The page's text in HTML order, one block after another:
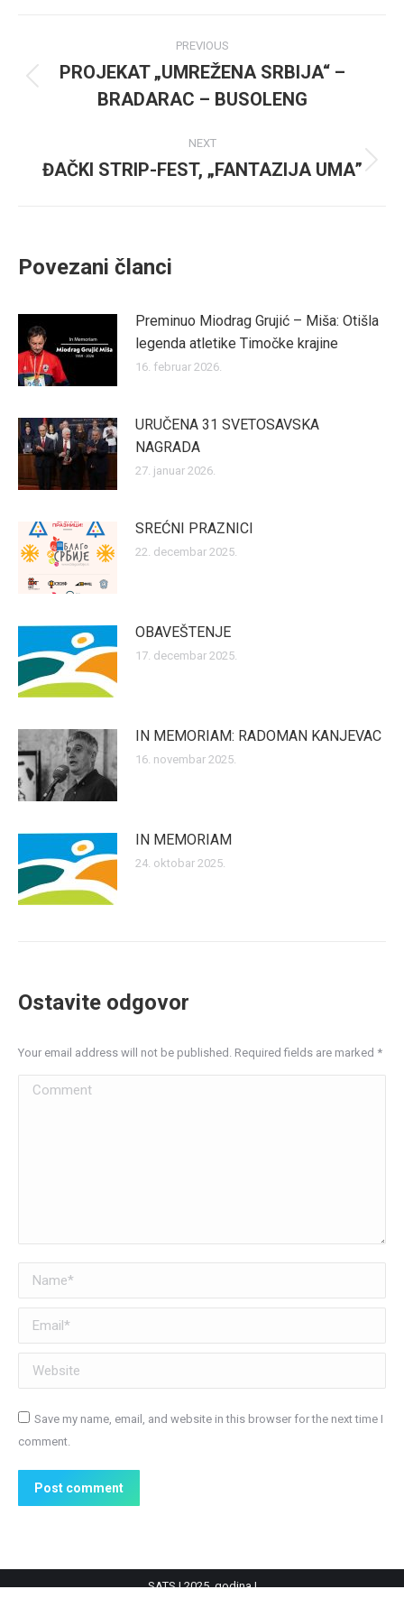
navigation
PREVIOUS
post:
PROJEKAT „UMREŽENA SRBIJA“ –
BRADARAC – BUSOLENG
NEXT
Next
ĐAČKI STRIP-FEST, „FANTAZIJA UMA”
Povezani članci
Preminuo Miodrag Grujić – Miša: Otišla
legenda atletike Timočke krajine
16. februar 2026.
URUČENA 31 SVETOSAVSKA
NAGRADA
27. januar 2026.
SREĆNI PRAZNICI
22. decembar 2025.
OBAVEŠTENJE
17. decembar 2025.
IN MEMORIAM: RADOMAN KANJEVAC
16. novembar 2025.
IN MEMORIAM
24. oktobar 2025.
Ostavite odgovor
Your email address will not be published. Required fields are marked *
Comment
Name *
Email *
Website
Save my name, email, and website in this browser for the next time I
comment.
Post comment
SATS | 2025. godina |